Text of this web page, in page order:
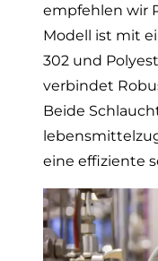
empfehlen wir
Modell ist mit
302 und
verbindet
Beide
eine effiziente